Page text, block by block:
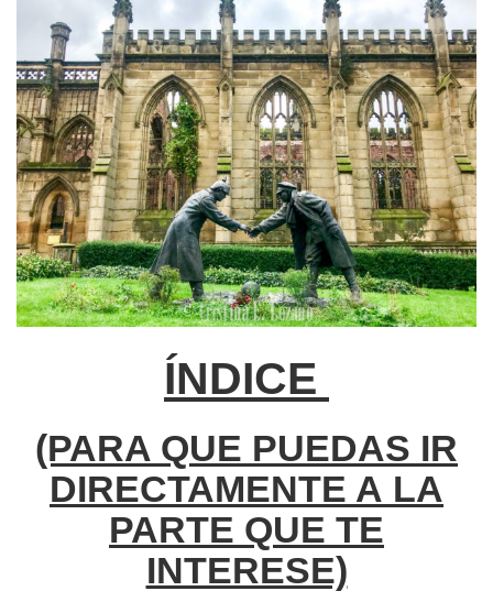
ÍNDICE
(PARA QUE PUEDAS IR
DIRECTAMENTE A LA
PARTE QUE TE
INTERESE)